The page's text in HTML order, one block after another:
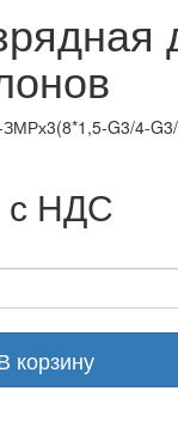
G3/4-
с НДС
корзину